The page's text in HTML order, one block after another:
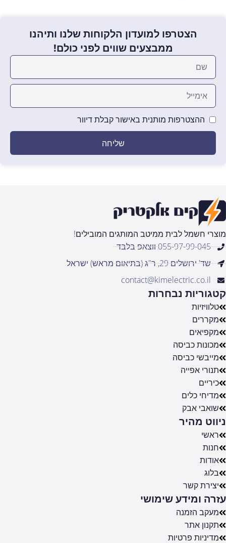
הצטרפו למועדון הלקוחות שלנו ותיהנו
ממבצעים שווים לפני כולם!
ההצטרפות מותנית באישור קבלת דיוור
שליחה
מוצרי חשמל לבית ממיטב המותגים המובילים!
055-97-99-045 ווצאפ בלבד
שד' ירושלים 29, ר"ג (בתיאום מראש) ישראל
contact@kimelectric.co.il
קטגוריות נבחרות
טלוויזיות
מקררים
מקפיאים
מכונות כביסה
מייבשי כביסה
תנורי אפייה
כיריים
מדיחי כלים
שואבי אבק
ניווט מהיר
ראשי
חנות
אודות
בלוג
יצירת קשר
עזרה ומידע שימושי
מעקב הזמנה
תקנון אתר
מדיניות פרטיות